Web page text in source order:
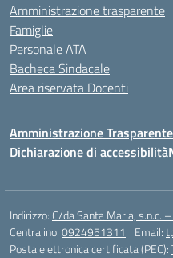
Amministrazione trasparente
Famiglie
Personale ATA
Bacheca Sindacale
Area riservata Docenti
Amministrazione Trasparente
Dichiarazione di accessibilità
Indirizzo: C/da Santa Maria, s.n.c.
Centralino:0924951311 Email:
Posta elettronica certificata (PEC):